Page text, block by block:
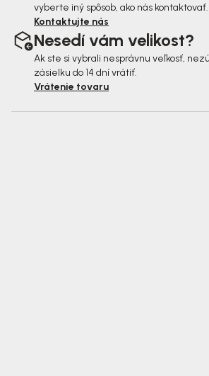
vyberte iný spôsob, ako nás kontaktovať.
Kontaktujte nás
Nesedí vám velikost?
Ak ste si vybrali nesprávnu veľkosť,
zásielku do 14 dní vrátiť.
Vrátenie tovaru